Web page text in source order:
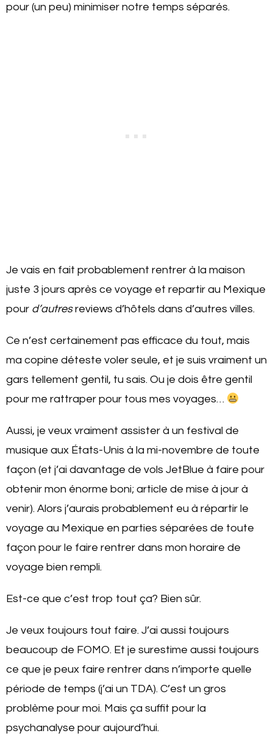
pour (un peu) minimiser notre temps séparés.
Je vais en fait probablement rentrer à la maison
juste 3 jours après ce voyage et repartir au Mexique
pour d’autresreviews d’hôtels dans d’autres villes.
Ce n’est certainement pas efficace du tout, mais
ma copine déteste voler seule, et je suis vraiment un
gars tellement gentil, tu sais. Ou je dois être gentil
pour me rattraper pour tous mes voyages…
Aussi, je veux vraiment assister à un festival de
musique aux États-Unis à la mi-novembre de toute
façon (et j’ai davantage de vols JetBlue à faire pour
obtenir mon énorme boni; article de mise à jour à
venir). Alors j’aurais probablement eu à répartir le
voyage au Mexique en parties séparées de toute
façon pour le faire rentrer dans mon horaire de
voyage bien rempli.
Est-ce que c’est trop tout ça? Bien sûr.
Je veux toujours tout faire. J’ai aussi toujours
beaucoup de FOMO. Et je surestime aussi toujours
ce que je peux faire rentrer dans n’importe quelle
période de temps (j’ai un TDA). C’est un gros
problème pour moi. Mais ça suffit pour la
psychanalyse pour aujourd’hui.